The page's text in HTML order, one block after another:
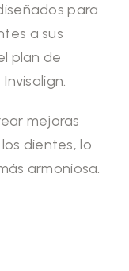
para
a sus
plan de
mejoras
dientes, lo
armoniosa.